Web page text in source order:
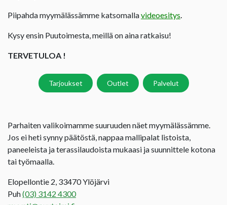
Piipahda myymälässämme katsomallavideoesitys.
Kysy ensin Puutoimesta, meillä on aina ratkaisu!
TERVETULOA !
Tarjoukset Outlet Palvelut
Parhaiten valikoimamme suuruuden näet myymälässämme.
Jos ei heti synny päätöstä, nappaa mallipalat listoista,
paneeleista ja terassilaudoista mukaasi ja suunnittele kotona
tai työmaalla.
Elopellontie 2, 33470 Ylöjärvi
Puh(03) 3142 4300